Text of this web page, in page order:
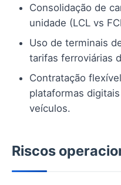
Consolidação de
unidade (LCL vs
Uso de terminais
tarifas ferroviárias
Contratação
plataformas
veículos.
Riscos